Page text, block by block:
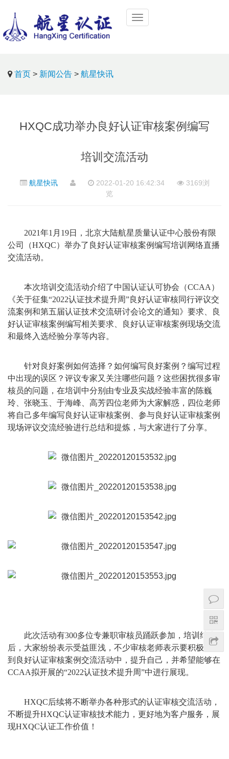
首页 > 新闻公告 > 航星快讯
HXQC成功举办良好认证审核案例编写
培训交流活动
航星快讯 2022-01-20 16:42:34
3169浏
览
2021年1月19日，北京大陆航星质量认证中心股份有限
公司（HXQC）举办了良好认证审核案例编写培训网络直播
交流活动。
本次培训交流活动介绍了中国认证认可协会（CCAA）
《关于征集“2022认证技术提升周”良好认证审核同行评议交
流案例和第五届认证技术交流研讨会论文的通知》要求、良
好认证审核案例编写相关要求、良好认证审核案例现场交流
和最终入选经验分享等内容。
针对良好案例如何选择？如何编写良好案例？编写过程
中出现的误区？评议专家又关注哪些问题？这些困扰很多审
核员的问题，在培训中分别由专业及实战经验丰富的陈巍
玲、张晓玉、于海峰、高芳四位老师为大家解惑，四位老师
将自己多年编写良好认证审核案例、参与良好认证审核案例
现场评议交流经验进行总结和提炼，与大家进行了分享。
此次活动有300多位专兼职审核员踊跃参加，培训结束
后，大家纷纷表示受益匪浅，不少审核老师表示要积极参与
到良好认证审核案例交流活动中，提升自己，并希望能够在
CCAA拟开展的“2022认证技术提升周”中进行展现。
HXQC后续将不断举办各种形式的认证审核交流活动，
不断提升HXQC认证审核技术能力，更好地为客户服务，展
现HXQC认证工作价值！